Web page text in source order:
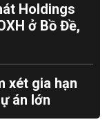
Holdings
ở Bồ Đề,
xét gia hạn
án lớn